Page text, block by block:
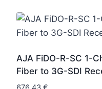
AJA FiDO-R-SC 1-
Fiber to 3G-SDI